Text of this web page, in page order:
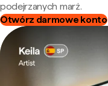
podejrzanych marż.
Otwórz darmowe konto